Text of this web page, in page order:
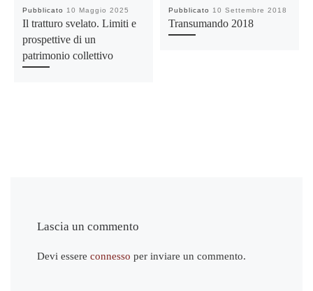
Pubblicato 10 Maggio 2025
Il tratturo svelato. Limiti e
prospettive di un
patrimonio collettivo
Pubblicato 10 Settembre 2018
Transumando 2018
Lascia un commento
Devi essereconnesso per inviare un commento.